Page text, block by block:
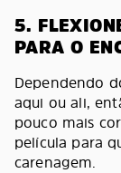
5.
PARA O
Dependendo
aqui ou ali,
pouco mais
película para
carenagem.